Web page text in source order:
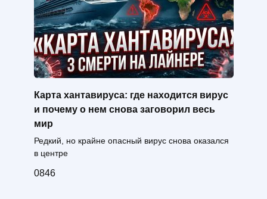
Карта хантавируса: где находится вирус
и почему о нем снова заговорил весь
мир
Редкий, но крайне опасный вирус снова оказался
в центре
0846